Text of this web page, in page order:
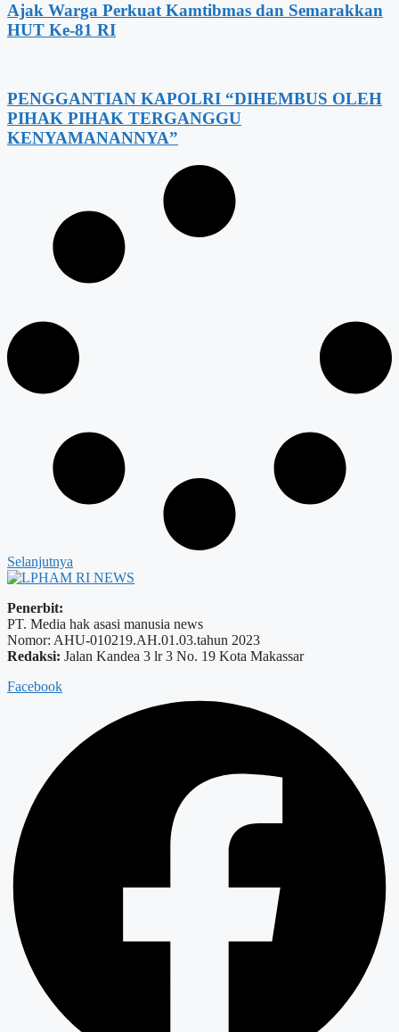
Ajak Warga Perkuat Kamtibmas dan Semarakkan
HUT Ke-81 RI
PENGGANTIAN KAPOLRI “DIHEMBUS OLEH
PIHAK PIHAK TERGANGGU
KENYAMANANNYA”
Selanjutnya
Penerbit:
PT. Media hak asasi manusia news
Nomor: AHU-010219.AH.01.03.tahun 2023
Redaksi: Jalan Kandea 3 lr 3 No. 19 Kota Makassar
Facebook